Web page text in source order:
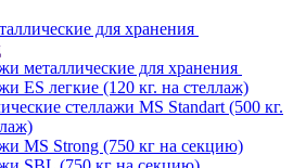
для хранения
металлические для хранения
ES легкие (120 кг. на стеллаж)
стеллажи MS Standart (500 кг.
MS Strong (750 кг на секцию)